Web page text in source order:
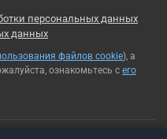
персональных данных
данных
файлов cookie), а
ознакомьтесь с его